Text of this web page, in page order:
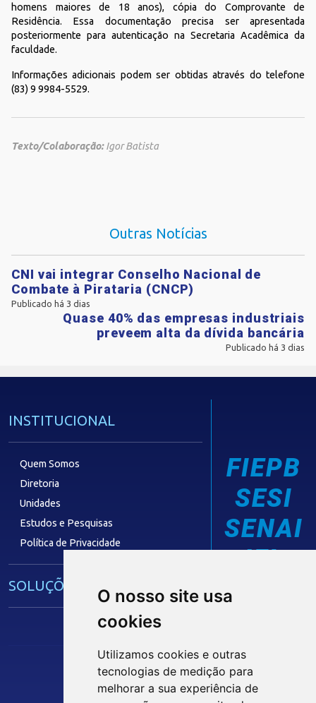
O nosso site usa
cookies
Utilizamos cookies e outras
tecnologias de medição para
melhorar a sua experiência de
homens maiores de 18 anos), cópia do Comprovante de
Residência. Essa documentação precisa ser apresentada
posteriormente para autenticação na Secretaria Acadêmica da
faculdade.
Informações adicionais podem ser obtidas através do telefone
(83) 9 9984-5529.
Texto/Colaboração:Igor Batista
Outras Notícias
CNI vai integrar Conselho Nacional de
Combate à Pirataria (CNCP)
Publicado há 3 dias
Quase 40% das empresas industriais
preveem alta da dívida bancária
Publicado há 3 dias
INSTITUCIONAL
Quem Somos
Diretoria
Unidades
Estudos e Pesquisas
Política de Privacidade
SOLUÇÕES E SERVIÇOS
Núcleo de Acesso ao Crédito
Centro Internacional de Negócios -
FIEPB
SESI
SENAI
IEL
Siga nossas Redes Sociais